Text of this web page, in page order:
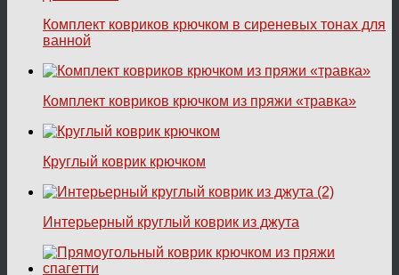
Комплект ковриков крючком в сиреневых тонах для
ванной
Комплект ковриков крючком из пряжи «травка»
Круглый коврик крючком
Интерьерный круглый коврик из джута